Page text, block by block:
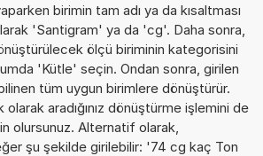
birimin tam adı ya da kısaltması
'Santigram' ya da 'cg'. Daha sonra,
ölçü biriminin kategorisini
'Kütle' seçin. Ondan sonra, girilen
tüm uygun birimlere dönüştürür.
aradığınız dönüştürme işlemini de
olursunuz. Alternatif olarak,
şu şekilde girilebilir: '74 cg kaç Ton